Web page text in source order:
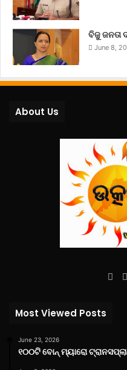
ବିଜୁ ଜନତା
June 8,
About Us
Most Viewed Posts
June 23, 2026
୧୦୦ଟି ବୋନ୍ ମ୍ୟାରୋ